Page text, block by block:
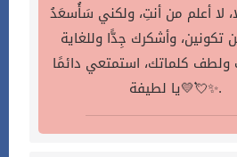
لا أعلم من أنتِ، ولكني سَأُسعَدُ
تكونين، وأشكرك جِدًّا وللغاية
كلماتك، استمتعي دائمًا
يا لطيفة💛💘✨.